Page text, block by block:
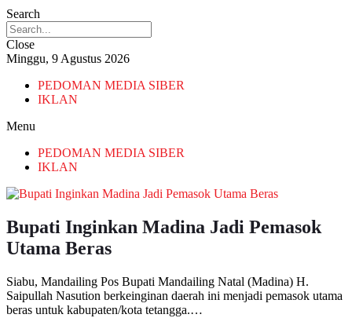
Search
Close
Minggu, 9 Agustus 2026
PEDOMAN MEDIA SIBER
IKLAN
Menu
PEDOMAN MEDIA SIBER
IKLAN
Bupati Inginkan Madina Jadi Pemasok
Utama Beras
Siabu, Mandailing Pos Bupati Mandailing Natal (Madina) H.
Saipullah Nasution berkeinginan daerah ini menjadi pemasok utama
beras untuk kabupaten/kota tetangga.…